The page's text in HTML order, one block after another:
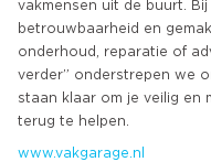
vakmensen uit de buurt.
betrouwbaarheid en
onderhoud, reparatie of
verder” onderstrepen we
staan klaar om je veilig en
www.vakgarage.nl